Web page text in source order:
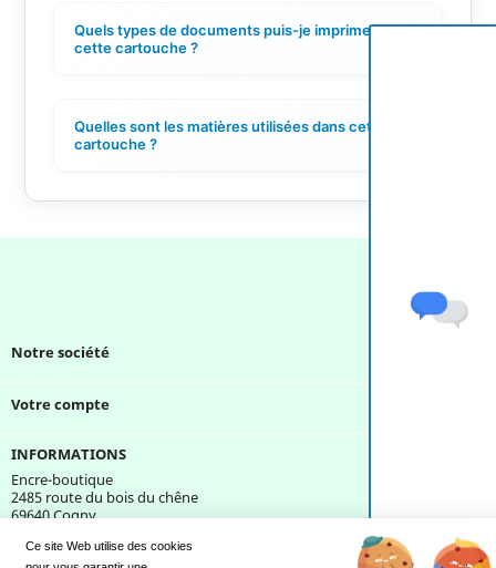
Ce site Web utilise des cookies
Quels types de documents puis-je imprimer avec
cette cartouche ?
Quelles sont les matières utilisées dans cette
cartouche ?
Notre société
Votre compte
INFORMATIONS
Encre-boutique
2485 route du bois du chêne
69640 Cogny